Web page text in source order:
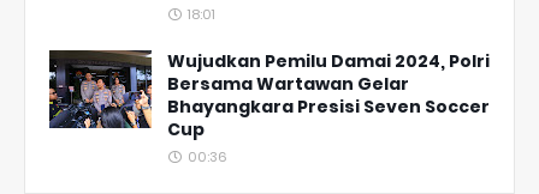
18:01
Wujudkan Pemilu Damai 2024, Polri
Bersama Wartawan Gelar
Bhayangkara Presisi Seven Soccer
Cup
00:36